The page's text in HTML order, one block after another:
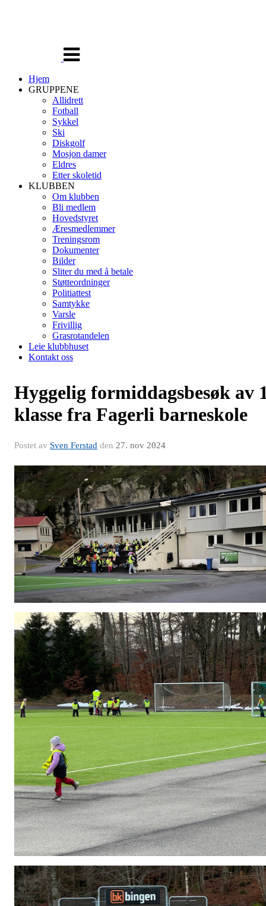
navigasjon
Hjem
GRUPPENE
Allidrett
Fotball
Sykkel
Ski
Diskgolf
Mosjon damer
Eldres
Etter skoletid
KLUBBEN
Om klubben
Bli medlem
Hovedstyret
Æresmedlemmer
Treningsrom
Dokumenter
Bilder
Sliter du med å betale
Støtteordninger
Politiattest
Samtykke
Varsle
Frivillig
Grasrotandelen
Leie klubbhuset
Kontakt oss
Hyggelig formiddagsbesøk av
klasse fra Fagerli barneskole
Postet av Sven Ferstad den 27. nov 2024